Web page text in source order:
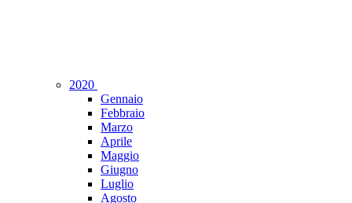
2020
Gennaio
Febbraio
Marzo
Aprile
Maggio
Giugno
Luglio
Agosto